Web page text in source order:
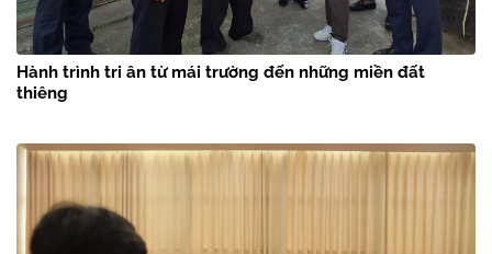
Hành trình tri ân từ mái trường đến những miền đất
thiêng